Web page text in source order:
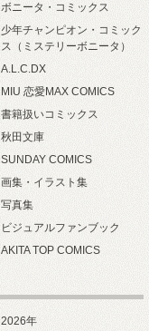
ボニータ・コミックス
少年チャンピオン・コミック
ス（ミステリーボニータ）
A.L.C.DX
MIU 恋愛MAX COMICS
書籍扱いコミックス
秋田文庫
SUNDAY COMICS
画集・イラスト集
写真集
ビジュアルファンブック
AKITA TOP COMICS
2026年